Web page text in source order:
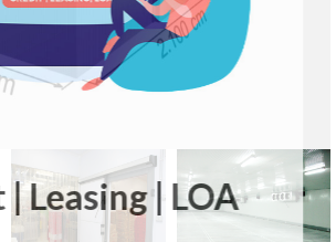
| Leasing | LOA